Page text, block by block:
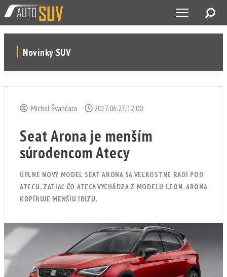
Novinky SUV
Michal Švančara 2017.06.27, 12:00
Seat Arona je menším
súrodencom Atecy
ÚPLNE NOVÝ MODEL SEAT ARONA SA VEĽKOSTNE RADÍ POD
ATECU. ZATIAĽ ČO ATECA VYCHÁDZA Z MODELU LEON, ARONA
KOPÍRUJE MENŠIU IBIZU.